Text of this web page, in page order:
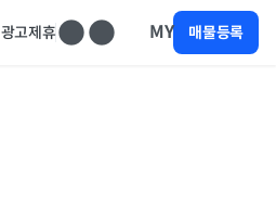
광고제휴 MY 매물등록